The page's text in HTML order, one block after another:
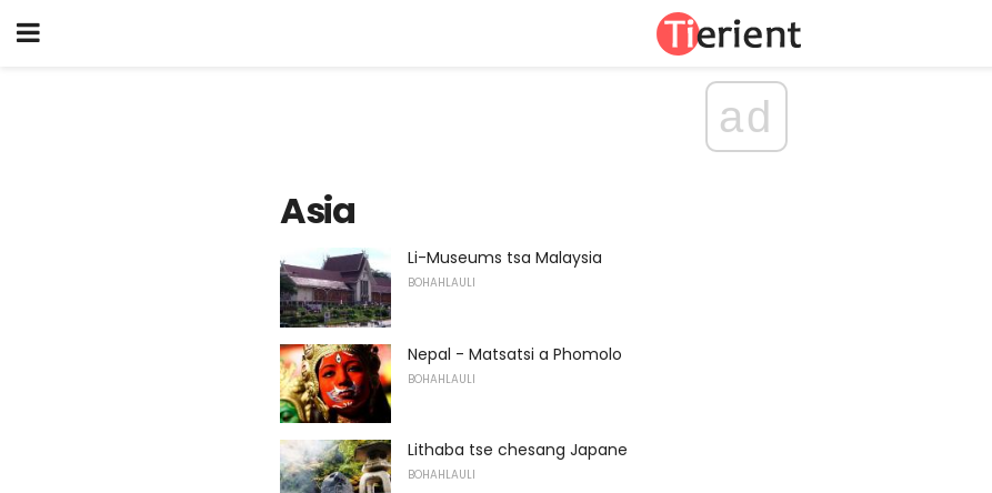
ad
Asia
Li-Museums tsa Malaysia
BOHAHLAULI
Nepal - Matsatsi a Phomolo
BOHAHLAULI
Lithaba tse chesang Japane
BOHAHLAULI